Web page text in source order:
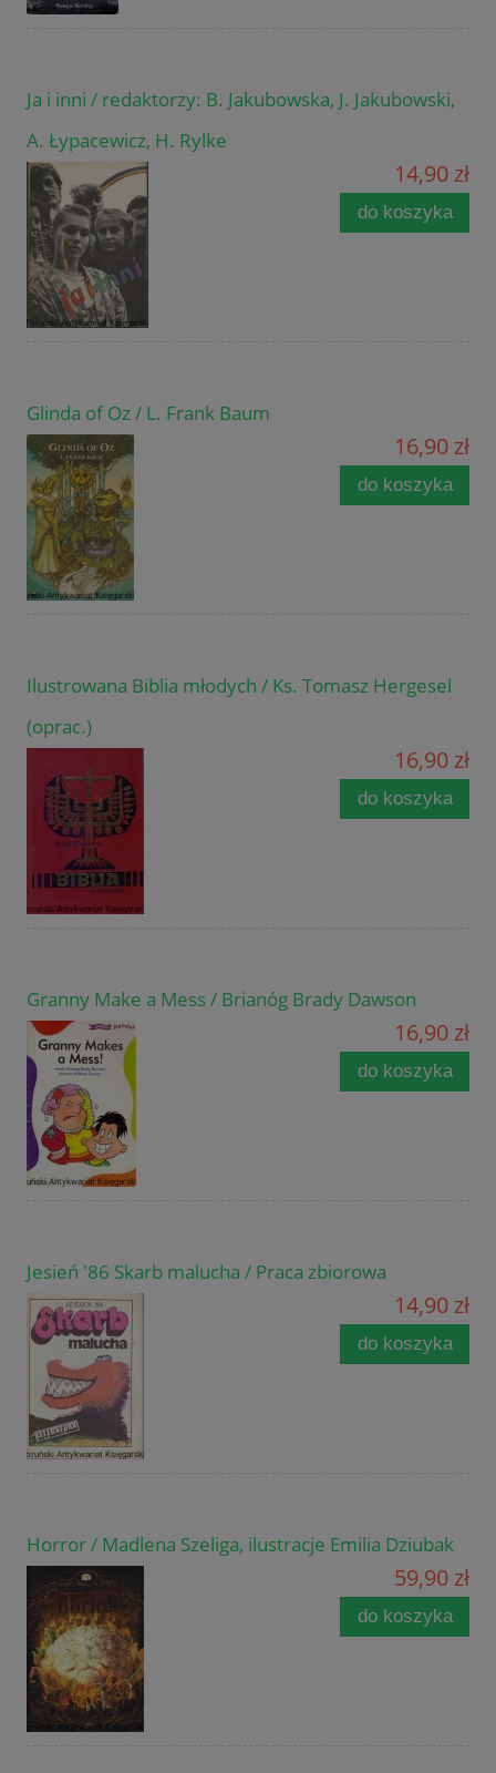
Ja i inni / redaktorzy: B. Jakubowska, J. Jakubowski,
A. Łypacewicz, H. Rylke
14,90 zł
do koszyka
Glinda of Oz / L. Frank Baum
16,90 zł
do koszyka
Ilustrowana Biblia młodych / Ks. Tomasz Hergesel
(oprac.)
16,90 zł
do koszyka
Granny Make a Mess / Brianóg Brady Dawson
16,90 zł
do koszyka
Jesień '86 Skarb malucha / Praca zbiorowa
14,90 zł
do koszyka
Horror / Madlena Szeliga, ilustracje Emilia Dziubak
59,90 zł
do koszyka